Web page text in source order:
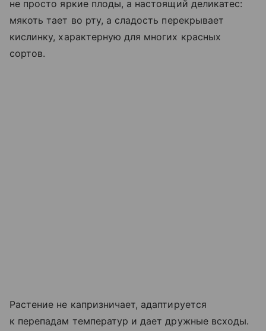
не просто яркие плоды, а настоящий деликатес:
мякоть тает во рту, а сладость перекрывает
кислинку, характерную для многих красных
сортов.
Растение не капризничает, адаптируется
к перепадам температур и дает дружные всходы.